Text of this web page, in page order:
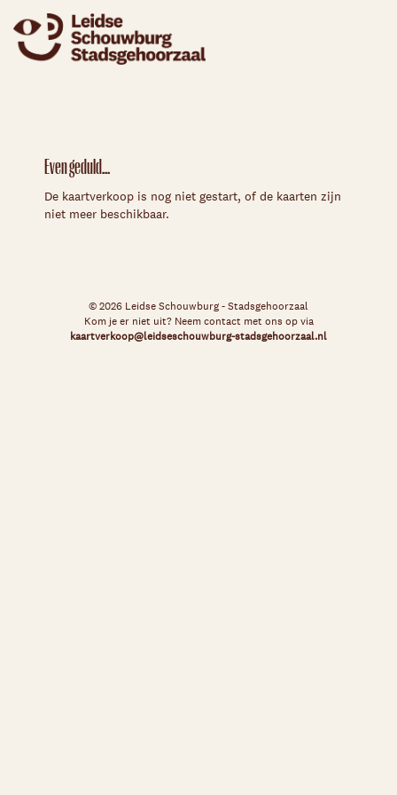
Even geduld...
De kaartverkoop is nog niet gestart, of de kaarten zijn
niet meer beschikbaar.
© 2026 Leidse Schouwburg - Stadsgehoorzaal
Kom je er niet uit? Neem contact met ons op via
kaartverkoop@leidseschouwburg-stadsgehoorzaal.nl